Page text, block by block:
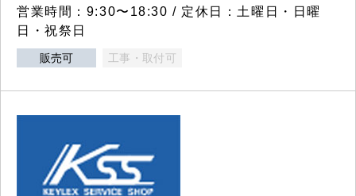
営業時間：9:30〜18:30 / 定休日：土曜日・日曜
日・祝祭日
販売可 工事・取付可